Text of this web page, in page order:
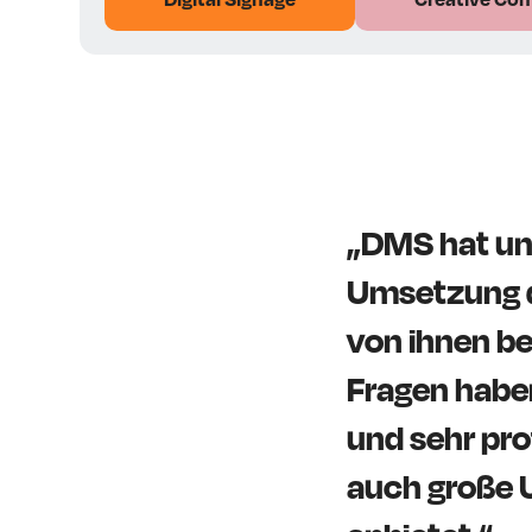
„DMS hat
Umsetzung
von ihnen
Fragen
und sehr
auch große